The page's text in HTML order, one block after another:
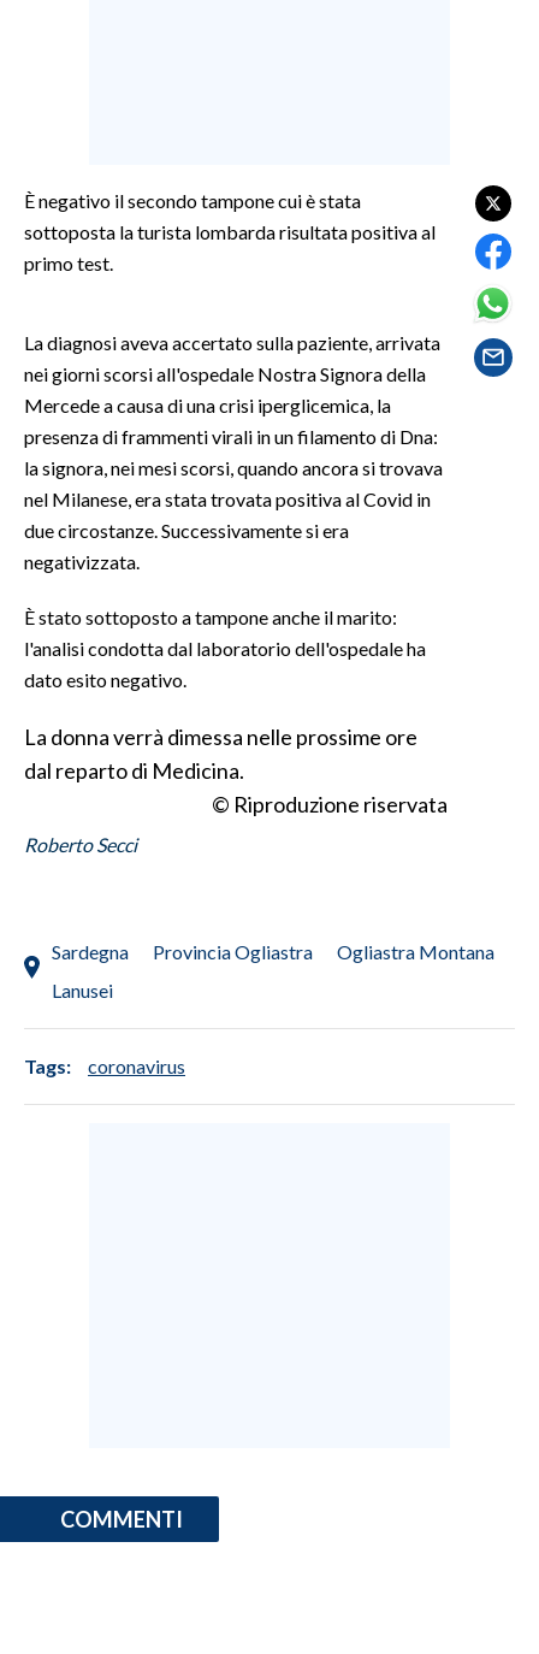
ALTRI SPORT
GOSSIP
SARDEGNA TURISMO
SARDI NEL MONDO
EVENTI
#CARAUNIONE
3 MINUTI CON
INFO AZIENDE
NECROLOGI
PUBBLICITÀ
SPIAGGE
STORE
È negativo il secondo tampone cui è stata
sottoposta la turista lombarda risultata positiva al
primo test.
La diagnosi aveva accertato sulla paziente, arrivata
nei giorni scorsi all'ospedale Nostra Signora della
Mercede a causa di una crisi iperglicemica, la
presenza di frammenti virali in un filamento di Dna:
la signora, nei mesi scorsi, quando ancora si trovava
nel Milanese, era stata trovata positiva al Covid in
due circostanze. Successivamente si era
negativizzata.
È stato sottoposto a tampone anche il marito:
l'analisi condotta dal laboratorio dell'ospedale ha
dato esito negativo.
La donna verrà dimessa nelle prossime ore
dal reparto di Medicina.
© Riproduzione riservata
Roberto Secci
Sardegna Provincia Ogliastra
Ogliastra Montana
Lanusei
Tags: coronavirus
COMMENTI